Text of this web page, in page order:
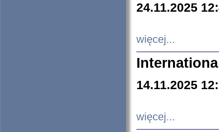
24.11.2025
więcej...
14.11.2025
więcej...